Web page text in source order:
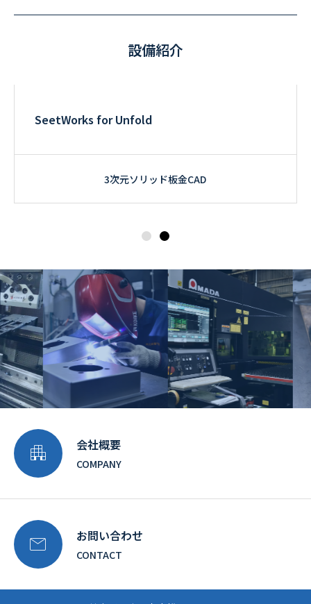
設備紹介
SeetWorks for Unfold
3次元ソリッド板金CAD
 会社概要
COMPANY
 お問い合わせ
CONTACT